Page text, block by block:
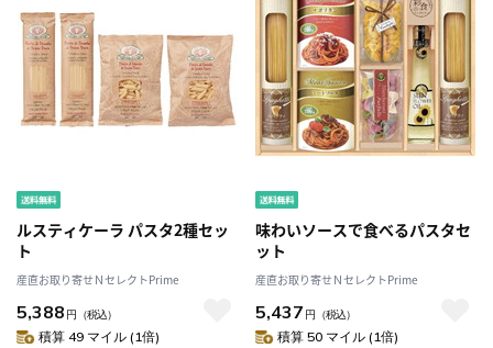
ルスティケーラ パスタ2種セッ
ト
産直お取り寄せＮセレクトPrime
5,388 円 （税込）
積算 49 マイル (1倍)
味わいソースで食べるパスタセ
ット
産直お取り寄せＮセレクトPrime
5,437 円 （税込）
積算 50 マイル (1倍)